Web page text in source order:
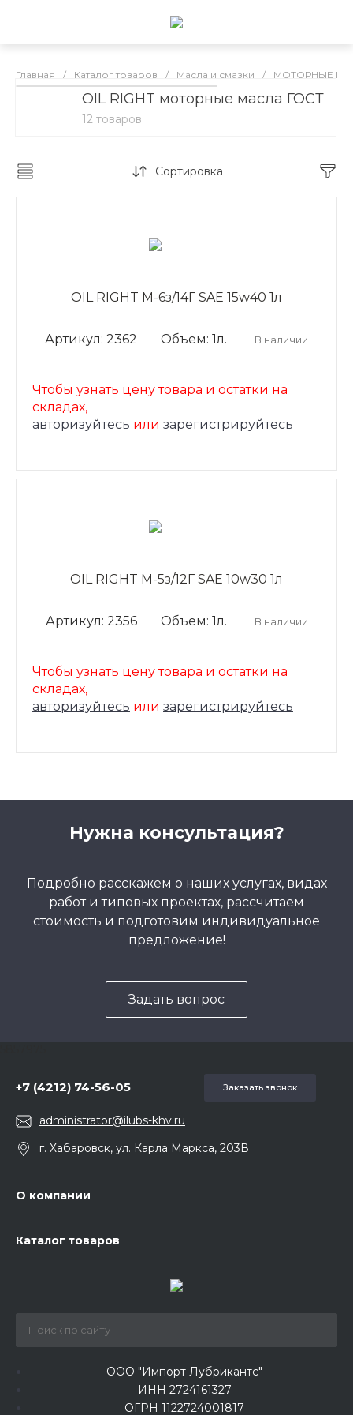
Главная / Каталог товаров / Масла и смазки / МОТОРНЫЕ
OIL RIGHT моторные масла
OIL RIGHT моторные масла ГОСТ
12 товаров
Сортировка
OIL RIGHT М-6з/14Г SAE 15w40 1л
Артикул: 2362 Объем: 1л. В наличии
Чтобы узнать цену товара и остатки на
складах,
авторизуйтесь или зарегистрируйтесь
OIL RIGHT М-5з/12Г SAE 10w30 1л
Артикул: 2356 Объем: 1л. В наличии
Чтобы узнать цену товара и остатки на
складах,
авторизуйтесь или зарегистрируйтесь
Нужна консультация?
Подробно расскажем о наших услугах, видах
работ и типовых проектах, рассчитаем
стоимость и подготовим индивидуальное
предложение!
Задать вопрос
+7 (4212) 74-56-05 Заказать звонок
administrator@ilubs-khv.ru
г. Хабаровск, ул. Карла Маркса, 203В
О компании
Каталог товаров
ООО "Импорт Лубрикантс"
ИНН 2724161327
ОГРН 1122724001817